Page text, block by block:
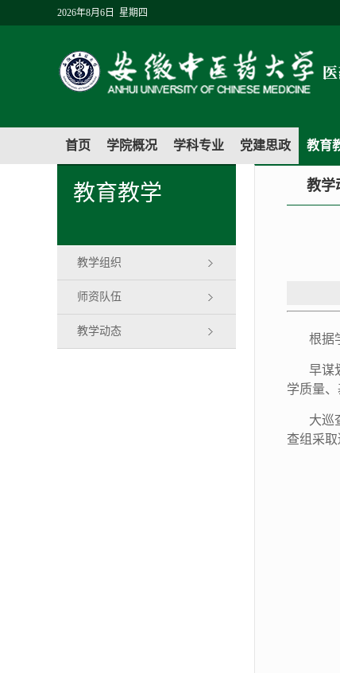
2026年8月6日 星期四
首页 学院概况 学科专业 党建思政 教育
教育教学
教学组织
师资队伍
教学动态
教学
根据
早谋
学质量
大巡
查组 采